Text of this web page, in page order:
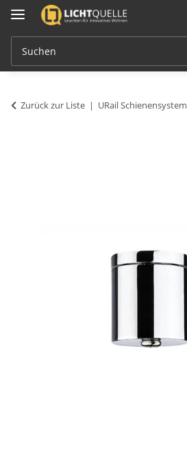
Zurück zur Liste URail Schienensystem